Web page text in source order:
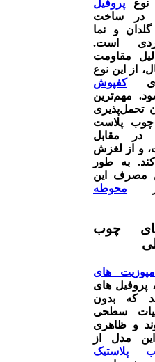
نوع پروفیل
در ساخت
و نما
است.
مقاومت
از این نوع
کفپوش
مهم‌ترین
تحمل‌پذیری
چوب پلاست
در مقابل
و از لغزش
به طور
مصرف این
محوطه
چوب
های
، پروفیل های
که بدون
سطحی
و ظاهری
مدل از
پلاستیک